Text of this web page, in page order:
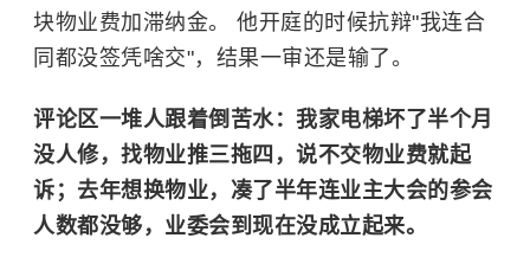
块物业费加滞纳金。 他开庭的时候抗辩"我连合
同都没签凭啥交"，结果一审还是输了。
评论区一堆人跟着倒苦水：我家电梯坏了半个月
没人修，找物业推三拖四，说不交物业费就起
诉；去年想换物业，凑了半年连业主大会的参会
人数都没够，业委会到现在没成立起来。